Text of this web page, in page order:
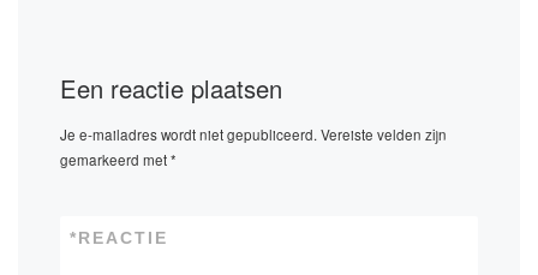
Een reactie plaatsen
Je e-mailadres wordt niet gepubliceerd.Vereiste velden zijn
gemarkeerd met*
REACTIE
*